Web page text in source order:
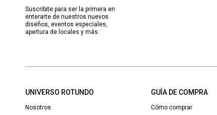
UNIVERSO ROTUNDO
Nosotros
GUÍA DE COMPRA
Cómo comprar
Suscribite para ser la primera en
enterarte de nuestros nuevos
diseños, eventos especiales,
apertura de locales y más.